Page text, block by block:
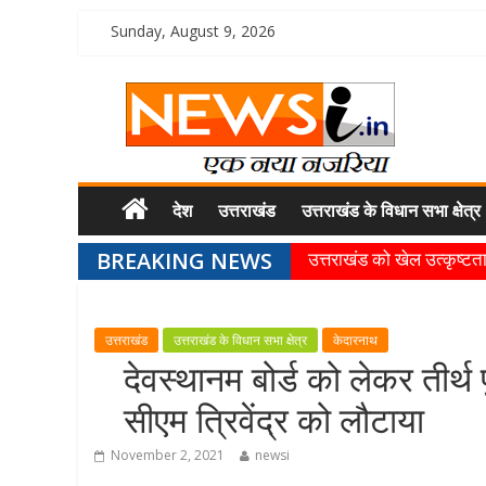
Sunday, August 9, 2026
देश उत्तराखंड उत्तराखंड के विधान सभा क्षेत्र
BREAKING NEWS
उत्तराखंड को खेल उत्कृष्टता
खेल प्रतिभाओं को हरसंभव
गुणवत्ता से कोई समझौता
खेल विजन, नई खेल नीति
उत्तराखंड उत्तराखंड के विधान सभा क्षेत्र केदारनाथ
देवस्थानम बोर्ड को लेकर
सीएम त्रिवेंद्र को लौटाया
November 2, 2021 newsi